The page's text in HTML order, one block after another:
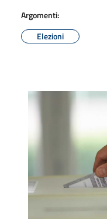
Argomenti:
Elezioni